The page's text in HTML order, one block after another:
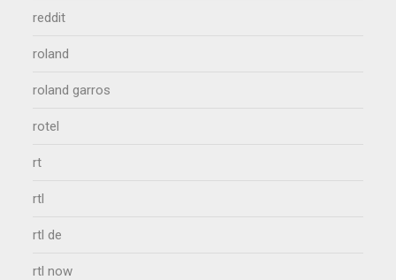
reddit
roland
roland garros
rotel
rt
rtl
rtl de
rtl now